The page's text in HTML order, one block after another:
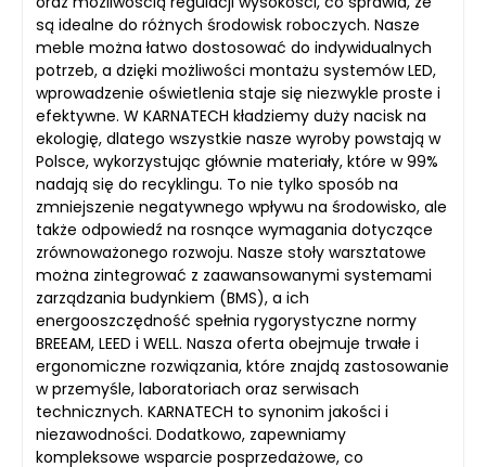
są idealne do różnych środowisk roboczych. Nasze
meble można łatwo dostosować do indywidualnych
potrzeb, a dzięki możliwości montażu systemów LED,
wprowadzenie oświetlenia staje się niezwykle proste i
efektywne. W KARNATECH kładziemy duży nacisk na
ekologię, dlatego wszystkie nasze wyroby powstają w
Polsce, wykorzystując głównie materiały, które w 99%
nadają się do recyklingu. To nie tylko sposób na
zmniejszenie negatywnego wpływu na środowisko, ale
także odpowiedź na rosnące wymagania dotyczące
zrównoważonego rozwoju. Nasze stoły warsztatowe
można zintegrować z zaawansowanymi systemami
zarządzania budynkiem (BMS), a ich
energooszczędność spełnia rygorystyczne normy
BREEAM, LEED i WELL. Nasza oferta obejmuje trwałe i
ergonomiczne rozwiązania, które znajdą zastosowanie
w przemyśle, laboratoriach oraz serwisach
technicznych. KARNATECH to synonim jakości i
niezawodności. Dodatkowo, zapewniamy
kompleksowe wsparcie posprzedażowe, co